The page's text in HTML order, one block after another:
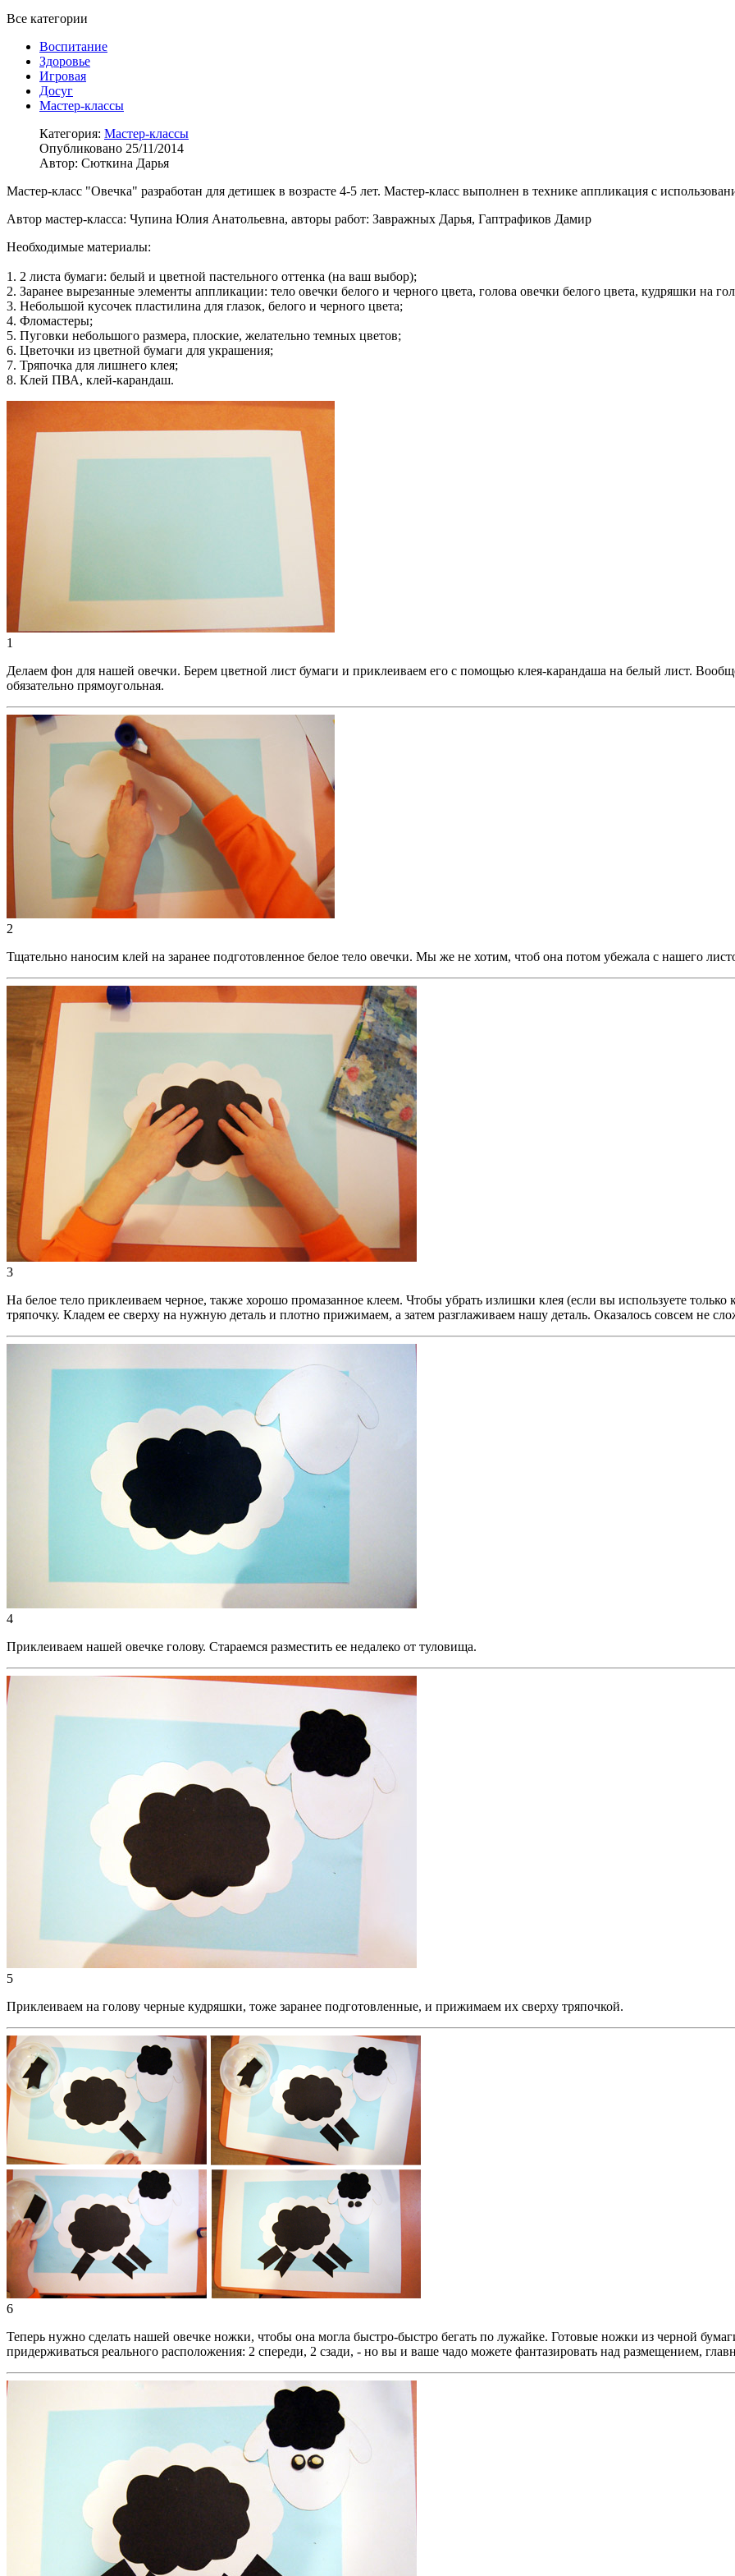
Все категории
Воспитание
Здоровье
Игровая
Досуг
Мастер-классы
Категория: Мастер-классы
Опубликовано 25/11/2014
Автор: Сюткина Дарья
Мастер-класс "Овечка" разработан для детишек в возрасте 4-5 лет. Мастер-класс выполнен в технике аппликация с
Автор мастер-класса: Чупина Юлия Анатольевна, авторы работ: Завражных Дарья, Гаптрафиков Дамир
Необходимые материалы:
1. 2 листа бумаги: белый и цветной пастельного оттенка (на ваш выбор);
2. Заранее вырезанные элементы аппликации: тело овечки белого и черного цвета, голова овечки белого цвета, кудряшки на
3. Небольшой кусочек пластилина для глазок, белого и черного цвета;
4. Фломастеры;
5. Пуговки небольшого размера, плоские, желательно темных цветов;
6. Цветочки из цветной бумаги для украшения;
7. Тряпочка для лишнего клея;
8. Клей ПВА, клей-карандаш.
1
Делаем фон для нашей овечки. Берем цветной лист бумаги и приклеиваем его с помощью клея-карандаша на белый лист.
обязательно прямоугольная.
2
Тщательно наносим клей на заранее подготовленное белое тело овечки. Мы же не хотим, чтоб она потом убежала с нашего
3
На белое тело приклеиваем черное, также хорошо промазанное клеем. Чтобы убрать излишки клея (если вы используете
тряпочку. Кладем ее сверху на нужную деталь и плотно прижимаем, а затем разглаживаем нашу деталь. Оказалось совсем не
4
Приклеиваем нашей овечке голову. Стараемся разместить ее недалеко от туловища.
5
Приклеиваем на голову черные кудряшки, тоже заранее подготовленные, и прижимаем их сверху тряпочкой.
6
Теперь нужно сделать нашей овечке ножки, чтобы она могла быстро-быстро бегать по лужайке. Готовые ножки из черной
придерживаться реального расположения: 2 спереди, 2 сзади, - но вы и ваше чадо можете фантазировать над размещением,